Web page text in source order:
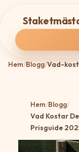
Hem/Blogg/Vad-
Hem/Blogg/
Vad Kostar
Prisguide